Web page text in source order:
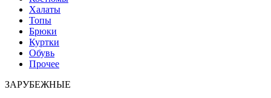
Халаты
Топы
Брюки
Куртки
Обувь
Прочее
ЗАРУБЕЖНЫЕ